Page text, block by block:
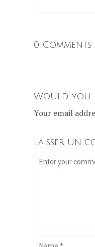
0 Comments
Would you
Your email
Laisser un